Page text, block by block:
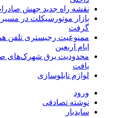
نقشه راه جدید جهش
بازار موتورسیکلت در
گرفت
ممنوعیت رجیستری تلفن
ایام اربعین
محدودیت برق شهرک‌های
یافت
لوازم تابلوسازی
ورود
نوشته تصادفی
سایدبار